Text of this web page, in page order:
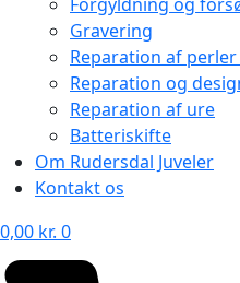
Gravering
Reparation af
Reparation og
Reparation af ure
Batteriskifte
Om Rudersdal Juveler
Kontakt os
0,00 kr. 0